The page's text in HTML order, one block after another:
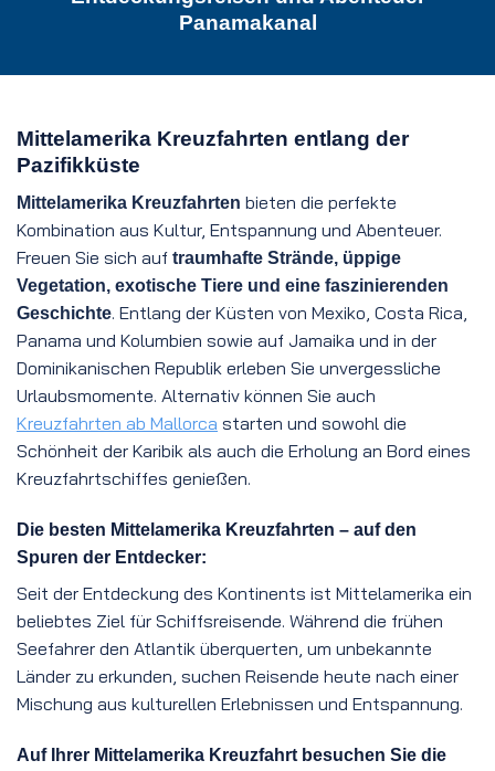
Panamakanal
Mittelamerika Kreuzfahrten entlang der
Pazifikküste
Mittelamerika Kreuzfahrten bieten die perfekte
Kombination aus Kultur, Entspannung und Abenteuer.
Freuen Sie sich auf traumhafte Strände, üppige
Vegetation, exotische Tiere und eine faszinierenden
Geschichte. Entlang der Küsten von Mexiko, Costa Rica,
Panama und Kolumbien sowie auf Jamaika und in der
Dominikanischen Republik erleben Sie unvergessliche
Urlaubsmomente. Alternativ können Sie auch
Kreuzfahrten ab Mallorca starten und sowohl die
Schönheit der Karibik als auch die Erholung an Bord eines
Kreuzfahrtschiffes genießen.
Die besten Mittelamerika Kreuzfahrten – auf den
Spuren der Entdecker:
Seit der Entdeckung des Kontinents ist Mittelamerika ein
beliebtes Ziel für Schiffsreisende. Während die frühen
Seefahrer den Atlantik überquerten, um unbekannte
Länder zu erkunden, suchen Reisende heute nach einer
Mischung aus kulturellen Erlebnissen und Entspannung.
Auf Ihrer Mittelamerika Kreuzfahrt besuchen Sie die